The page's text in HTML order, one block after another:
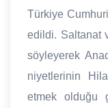
Türkiye
edildi. Saltanat
söyleyerek
niyetlerinin
etmek olduğu